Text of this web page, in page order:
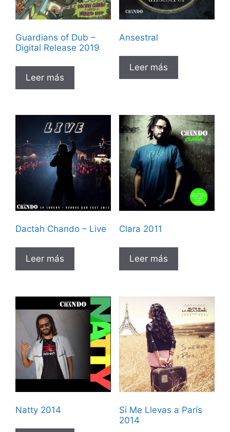
Guardians of Dub –
Digital Release 2019
Leer más
Ansestral
Leer más
Dactah Chando – Live
Leer más
Clara 2011
Leer más
Natty 2014
Si Me Llevas a París
2014